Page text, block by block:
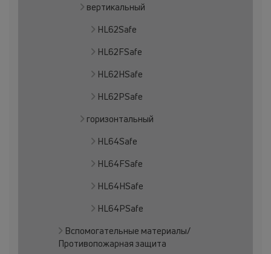
вертикальный
HL62Safe
HL62FSafe
HL62HSafe
HL62PSafe
горизонтальный
HL64Safe
HL64FSafe
HL64HSafe
HL64PSafe
Вспомогательные материалы/
Противопожарная защита